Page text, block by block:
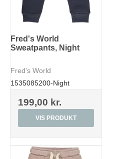
Fred's World
Sweatpants, Night
Fred's World
1535085200-Night
199,00 kr.
VIS PRODUKT